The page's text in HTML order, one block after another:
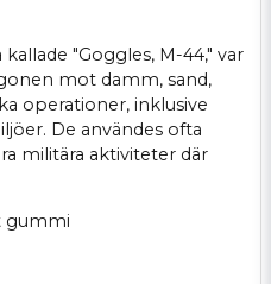
"Goggles, M-44," var
mot damm, sand,
operationer, inklusive
De användes ofta
militära aktiviteter där
gummi